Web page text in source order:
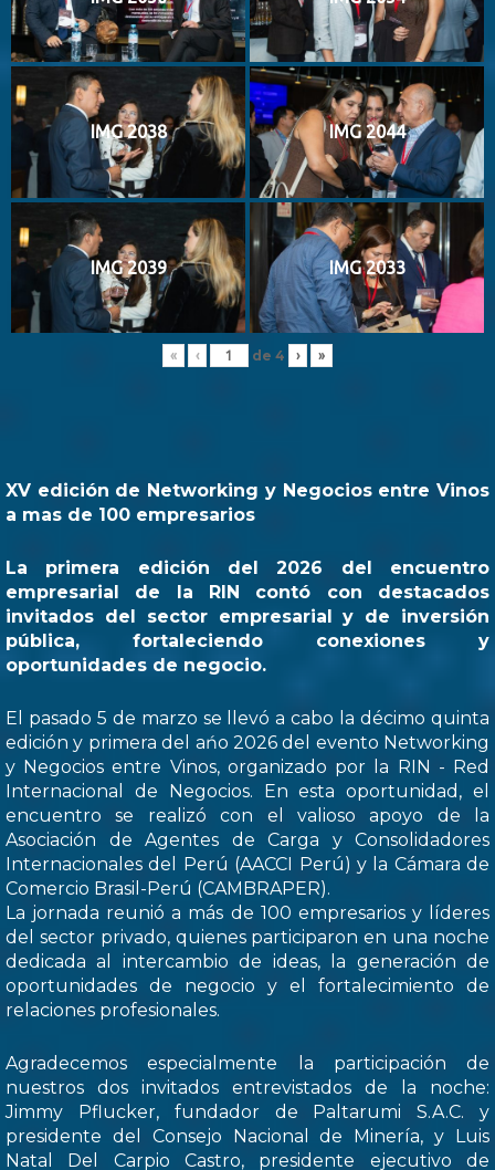
IMG 2038 IMG 2044
IMG 2039 IMG 2033
« ‹ de 4 › »
XV edición de Networking y Negocios entre Vinos
a mas de 100 empresarios
La primera edición del 2026 del encuentro
empresarial de la RIN contó con destacados
invitados del sector empresarial y de inversión
pública, fortaleciendo conexiones y
oportunidades de negocio.
El pasado 5 de marzo se llevó a cabo la décimo quinta
edición y primera del ańo 2026 del evento Networking
y Negocios entre Vinos, organizado por la RIN - Red
Internacional de Negocios. En esta oportunidad, el
encuentro se realizó con el valioso apoyo de la
Asociación de Agentes de Carga y Consolidadores
Internacionales del Perú (AACCI Perú) y la Cámara de
Comercio Brasil-Perú (CAMBRAPER).
La jornada reunió a más de 100 empresarios y líderes
del sector privado, quienes participaron en una noche
dedicada al intercambio de ideas, la generación de
oportunidades de negocio y el fortalecimiento de
relaciones profesionales.
Agradecemos especialmente la participación de
nuestros dos invitados entrevistados de la noche:
Jimmy Pflucker, fundador de Paltarumi S.A.C. y
presidente del Consejo Nacional de Minería, y Luis
Natal Del Carpio Castro, presidente ejecutivo de